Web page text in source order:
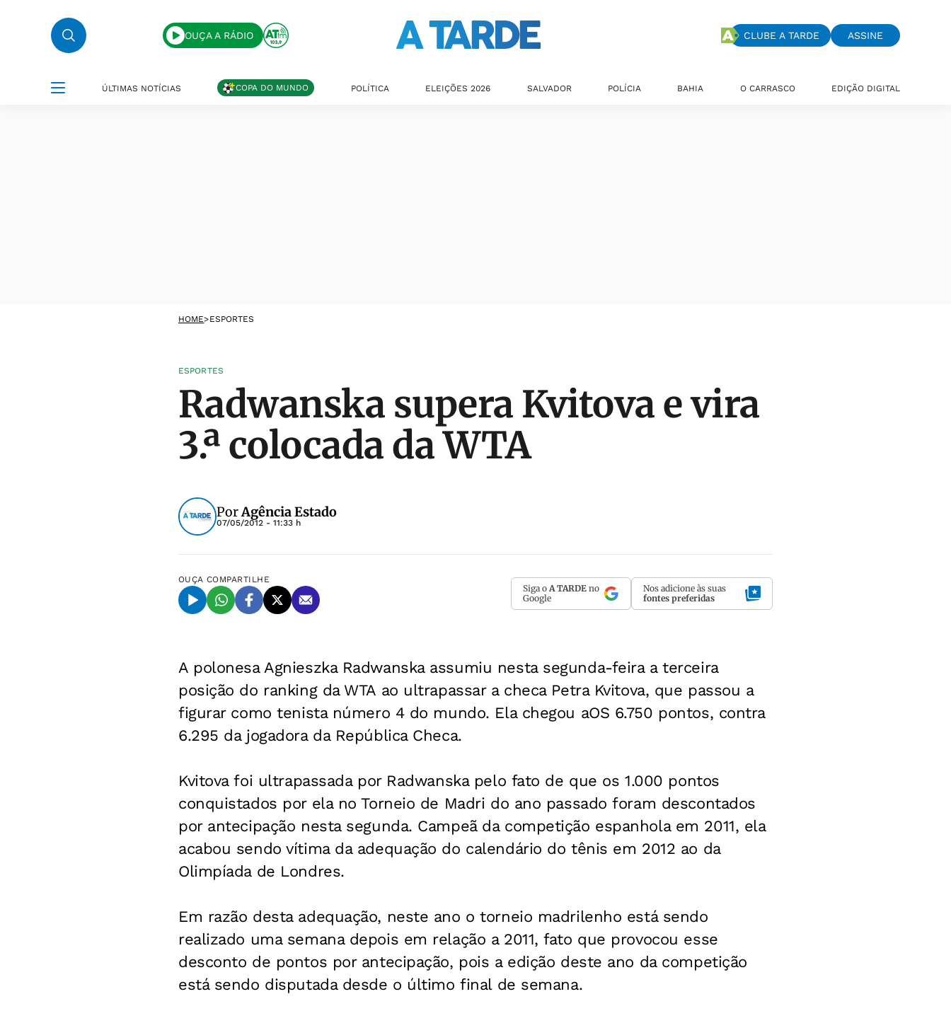
OUÇA A RÁDIO CLUBE A TARDE ASSINE
ÚLTIMAS NOTÍCIAS COPA DO MUNDO POLÍTICA ELEIÇÕES 2026 SALVADOR POLÍCIA BAHIA O CARRASCO EDIÇÃO DIGITAL
HOME>ESPORTES
ESPORTES
Radwanska supera Kvitova e vira
3.ª colocada da WTA
PorAgência Estado
07/05/2012 - 11:33 h
OUÇA COMPARTILHE
Siga o A TARDE no
Google
Nos adicione às suas
fontes preferidas
A polonesa Agnieszka Radwanska assumiu nesta segunda-feira a terceira
posição do ranking da WTA ao ultrapassar a checa Petra Kvitova, que passou a
figurar como tenista número 4 do mundo. Ela chegou aOS 6.750 pontos, contra
6.295 da jogadora da República Checa.
Kvitova foi ultrapassada por Radwanska pelo fato de que os 1.000 pontos
conquistados por ela no Torneio de Madri do ano passado foram descontados
por antecipação nesta segunda. Campeã da competição espanhola em 2011, ela
acabou sendo vítima da adequação do calendário do tênis em 2012 ao da
Olimpíada de Londres.
Em razão desta adequação, neste ano o torneio madrilenho está sendo
realizado uma semana depois em relação a 2011, fato que provocou esse
desconto de pontos por antecipação, pois a edição deste ano da competição
está sendo disputada desde o último final de semana.